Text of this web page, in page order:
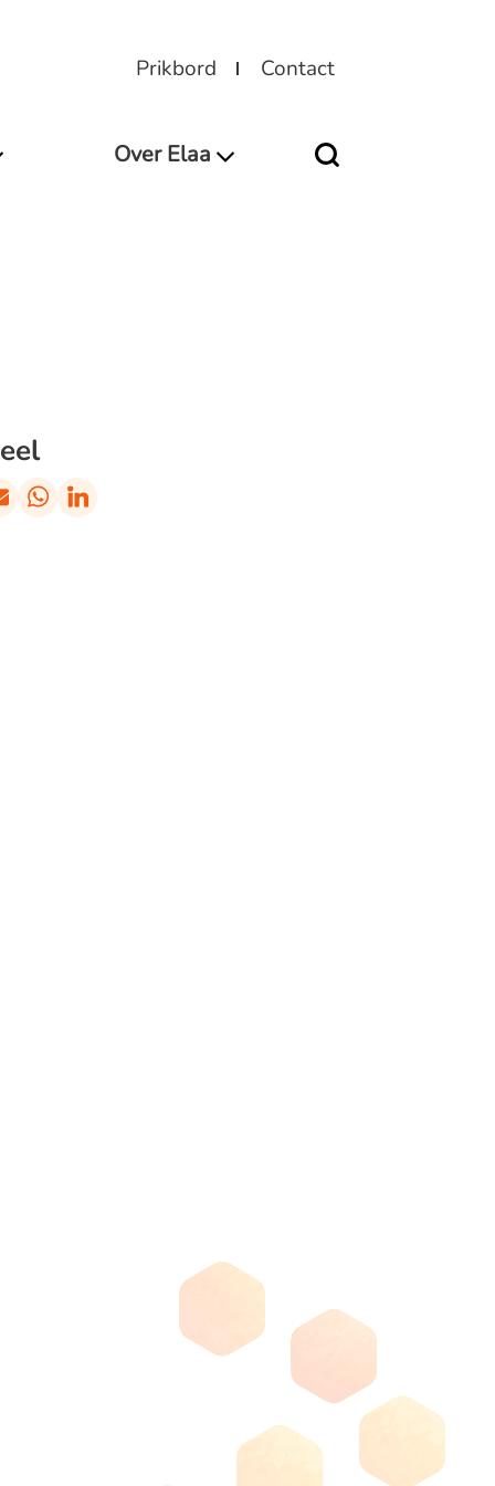
Prikbord Contact
Over Elaa